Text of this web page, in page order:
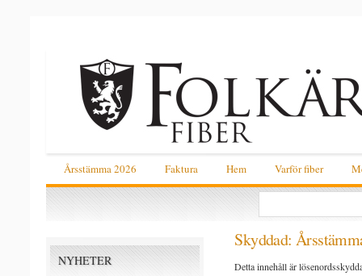
Årsstämma 2026 Faktura Hem Varför fiber
Skyddad:
Detta innehåll är
NYHETER